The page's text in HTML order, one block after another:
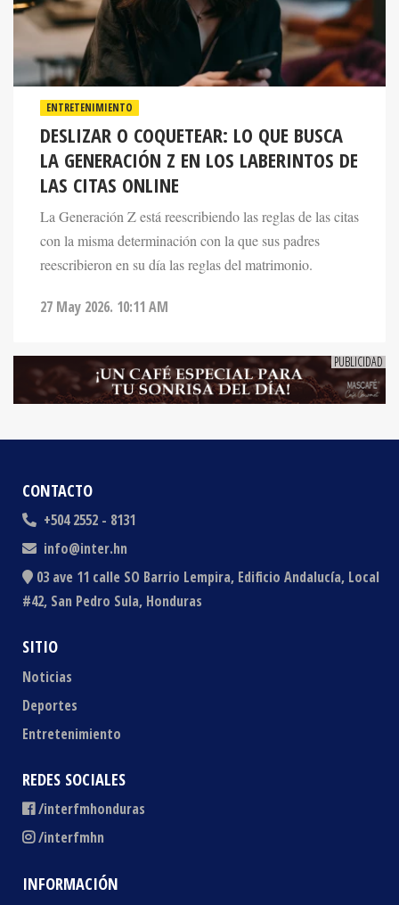
ENTRETENIMIENTO
DESLIZAR O COQUETEAR: LO QUE BUSCA
LA GENERACIÓN Z EN LOS LABERINTOS DE
LAS CITAS ONLINE
La Generación Z está reescribiendo las reglas de las citas
con la misma determinación con la que sus padres
reescribieron en su día las reglas del matrimonio.
CONTACTO
+504 2552 - 8131
info@inter.hn
03 ave 11 calle SO Barrio Lempira, Edificio Andalucía, Local
#42, San Pedro Sula, Honduras
SITIO
Noticias
Deportes
Entretenimiento
REDES SOCIALES
/interfmhonduras
/interfmhn
INFORMACIÓN